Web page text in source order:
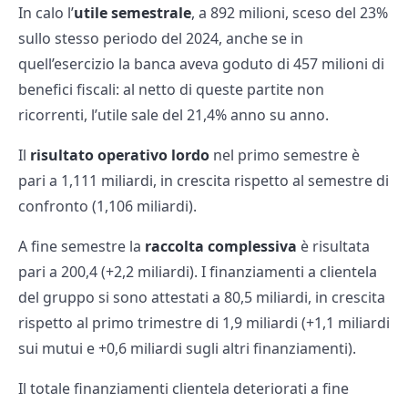
In calo l’utile semestrale, a 892 milioni, sceso del 23%
sullo stesso periodo del 2024, anche se in
quell’esercizio la banca aveva goduto di 457 milioni di
benefici fiscali: al netto di queste partite non
ricorrenti, l’utile sale del 21,4% anno su anno.
Il risultato operativo lordo nel primo semestre è
pari a 1,111 miliardi, in crescita rispetto al semestre di
confronto (1,106 miliardi).
A fine semestre la raccolta complessiva è risultata
pari a 200,4 (+2,2 miliardi). I finanziamenti a clientela
del gruppo si sono attestati a 80,5 miliardi, in crescita
rispetto al primo trimestre di 1,9 miliardi (+1,1 miliardi
sui mutui e +0,6 miliardi sugli altri finanziamenti).
Il totale finanziamenti clientela deteriorati a fine